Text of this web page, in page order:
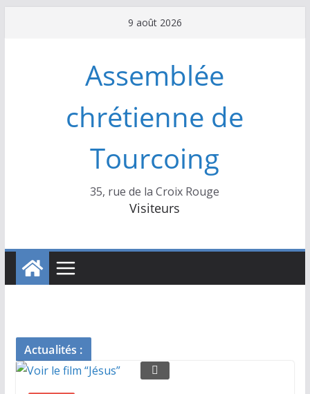
9 août 2026
Assemblée
chrétienne de
Tourcoing
35, rue de la Croix Rouge
Visiteurs
Actualités :